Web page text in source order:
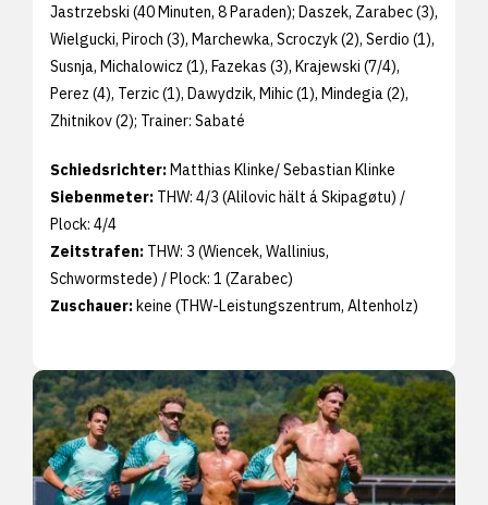
Jastrzebski (40 Minuten, 8 Paraden); Daszek, Zarabec (3),
Wielgucki, Piroch (3), Marchewka, Scroczyk (2), Serdio (1),
Susnja, Michalowicz (1), Fazekas (3), Krajewski (7/4),
Perez (4), Terzic (1), Dawydzik, Mihic (1), Mindegia (2),
Zhitnikov (2); Trainer: Sabaté
Schiedsrichter: Matthias Klinke/ Sebastian Klinke
Siebenmeter: THW: 4/3 (Alilovic hält á Skipagøtu) /
Plock: 4/4
Zeitstrafen: THW: 3 (Wiencek, Wallinius,
Schwormstede) / Plock: 1 (Zarabec)
Zuschauer: keine (THW-Leistungszentrum, Altenholz)